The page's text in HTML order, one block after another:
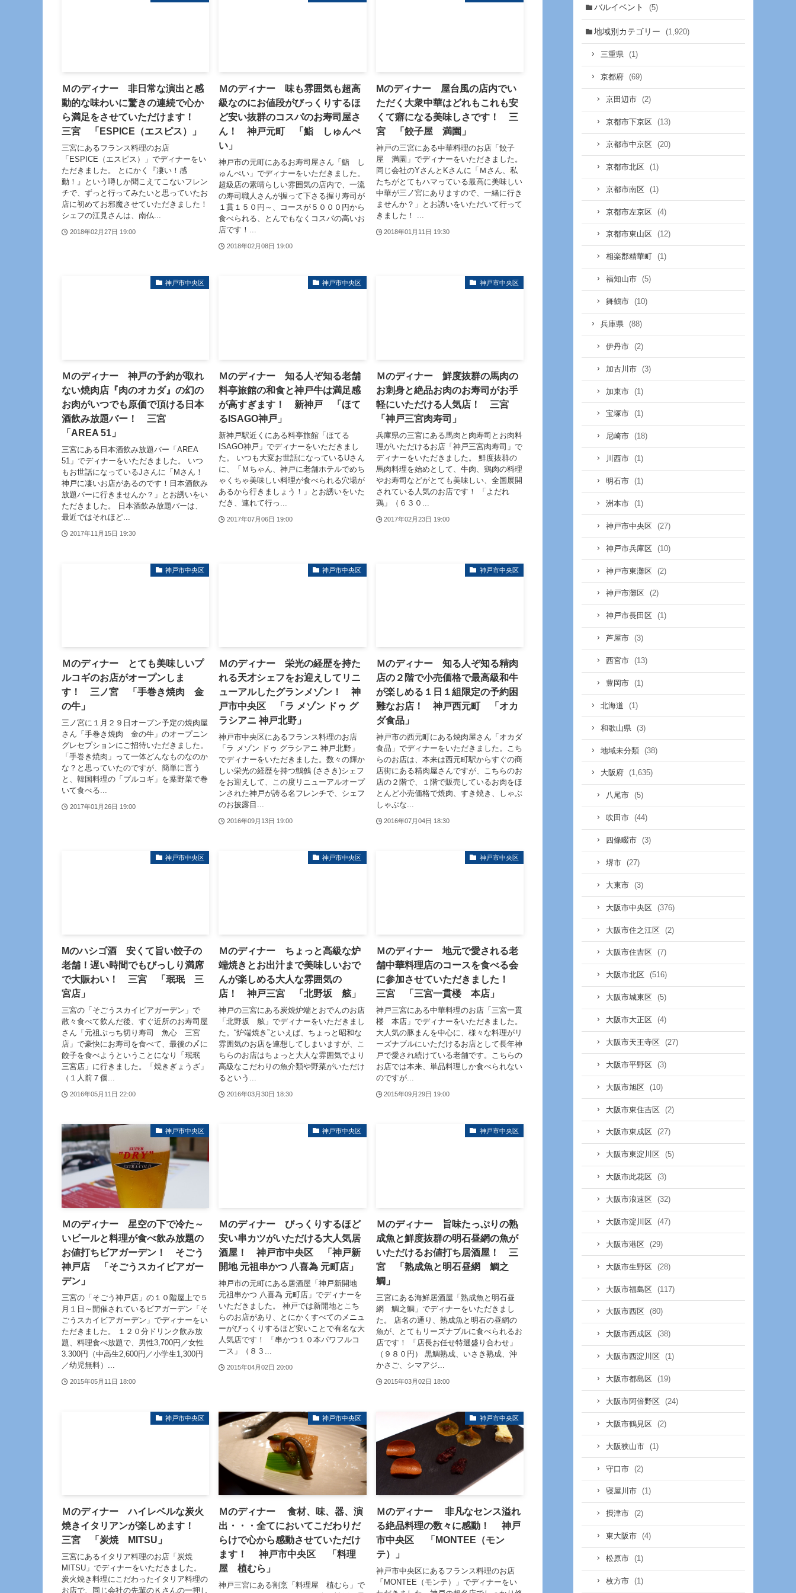
Ｍのディナー 非日常な演出と感
動的な味わいに驚きの連続で心か
ら満足をさせていただけます！
三宮 「ESPICE（エスピス）」
三宮にあるフランス料理のお店
「ESPICE（エスピス）」でディナーをい
ただきました。 とにかく『凄い！感
動！』という噂しか聞こえてこないフレン
チで、ずっと行ってみたいと思っていたお
店に初めてお邪魔させていただきました！
シェフの江見さんは、南仏...
2018年02月27日 19:00
Ｍのディナー 味も雰囲気も超高
級なのにお値段がびっくりするほ
ど安い抜群のコスパのお寿司屋さ
ん！ 神戸元町 「鮨 しゅんぺ
い」
神戸市の元町にあるお寿司屋さん「鮨 し
ゅんぺい」でディナーをいただきました。
超級店の素晴らしい雰囲気の店内で、一流
の寿司職人さんが握って下さる握り寿司が
１貫１５０円～、コースが５０００円から
食べられる、とんでもなくコスパの高いお
店です！...
2018年02月08日 19:00
Mのディナー 屋台風の店内でい
ただく大衆中華はどれもこれも安
くて癖になる美味しさです！ 三
宮 「餃子屋 満園」
神戸の三宮にある中華料理のお店「餃子
屋 満園」でディナーをいただきました。
同じ会社のYさんとKさんに「Ｍさん、私
たちがとてもハマっている最高に美味しい
中華が三ノ宮にありますので、一緒に行き
ませんか？」とお誘いをいただいて行って
きました！ ...
2018年01月11日 19:30
神戸市中央区
Ｍのディナー 神戸の予約が取れ
ない焼肉店『肉のオカダ』の幻の
お肉がいつでも原価で頂ける日本
酒飲み放題バー！ 三宮
「AREA 51」
三宮にある日本酒飲み放題バー「AREA
51」でディナーをいただきました。 いつ
もお世話になっているJさんに「Mさん！
神戸に凄いお店があるのです！日本酒飲み
放題バーに行きませんか？」とお誘いをい
ただきました。 日本酒飲み放題バーは、
最近ではそれほど...
2017年11月15日 19:30
神戸市中央区
Ｍのディナー 知る人ぞ知る老舗
料亭旅館の和食と神戸牛は満足感
が高すぎます！ 新神戸 「ほて
るISAGO神戸」
新神戸駅近くにある料亭旅館「ほてる
ISAGO神戸」でディナーをいただきまし
た。 いつも大変お世話になっているUさん
に、「Ｍちゃん、神戸に老舗ホテルでめち
ゃくちゃ美味しい料理が食べられる穴場が
あるから行きましょう！」とお誘いをいた
だき、連れて行っ...
2017年07月06日 19:00
神戸市中央区
Ｍのディナー 鮮度抜群の馬肉の
お刺身と絶品お肉のお寿司がお手
軽にいただける人気店！ 三宮
「神戸三宮肉寿司」
兵庫県の三宮にある馬肉と肉寿司とお肉料
理がいただけるお店「神戸三宮肉寿司」で
ディナーをいただきました。 鮮度抜群の
馬肉料理を始めとして、牛肉、鶏肉の料理
やお寿司などがとても美味しい、全国展開
されている人気のお店です！ 「よだれ
鶏」（６３０...
2017年02月23日 19:00
神戸市中央区
Ｍのディナー とても美味しいプ
ルコギのお店がオープンしま
す！ 三ノ宮 「手巻き焼肉 金
の牛」
三ノ宮に１月２９日オープン予定の焼肉屋
さん「手巻き焼肉 金の牛」のオープニン
グレセプションにご招待いただきました。
「手巻き焼肉」って一体どんなものなのか
な？と思っていたのですが、簡単に言う
と、韓国料理の「プルコギ」を葉野菜で巻
いて食べる...
2017年01月26日 19:00
神戸市中央区
Ｍのディナー 栄光の経歴を持た
れる天才シェフをお迎えしてリニ
ューアルしたグランメゾン！ 神
戸市中央区 「ラ メゾン ドゥ グ
ラシアニ 神戸北野」
神戸市中央区にあるフランス料理のお店
「ラ メゾン ドゥ グラシアニ 神戸北野」
でディナーをいただきました。数々の輝か
しい栄光の経歴を持つ鷦鷯 (ささき)シェフ
をお迎えして、この度リニューアルオープ
ンされた神戸が誇る名フレンチで、シェフ
のお披露目...
2016年09月13日 19:00
神戸市中央区
Ｍのディナー 知る人ぞ知る精肉
店の２階で小売価格で最高級和牛
が楽しめる１日１組限定の予約困
難なお店！ 神戸西元町 「オカ
ダ食品」
神戸市の西元町にある焼肉屋さん「オカダ
食品」でディナーをいただきました。こち
らのお店は、本来は西元町駅からすぐの商
店街にある精肉屋さんですが、こちらのお
店の２階で、１階で販売しているお肉をほ
とんど小売価格で焼肉、すき焼き、しゃぶ
しゃぶな...
2016年07月04日 18:30
神戸市中央区
Mのハシゴ酒 安くて旨い餃子の
老舗！遅い時間でもびっしり満席
で大賑わい！ 三宮 「珉珉 三
宮店」
三宮の「そごうスカイビアガーデン」で
散々食べて飲んだ後、すぐ近所のお寿司屋
さん「元祖ぶっち切り寿司 魚心 三宮
店」で豪快にお寿司を食べて、最後の〆に
餃子を食べようということになり「珉珉
三宮店」に行きました。「焼きぎょうざ」
（１人前７個...
2016年05月11日 22:00
神戸市中央区
Ｍのディナー ちょっと高級な炉
端焼きとお出汁まで美味しいおで
んが楽しめる大人な雰囲気の
店！ 神戸三宮 「北野坂 舷」
神戸の三宮にある炭焼炉端とおでんのお店
「北野坂 舷」でディナーをいただきまし
た。“炉端焼き”といえば、ちょっと昭和な
雰囲気のお店を連想してしまいますが、こ
ちらのお店はちょっと大人な雰囲気でより
高級なこだわりの魚介類や野菜がいただけ
るという...
2016年03月30日 18:30
神戸市中央区
Ｍのディナー 地元で愛される老
舗中華料理店のコースを食べる会
に参加させていただきました！
三宮 「三宮一貫楼 本店」
神戸三宮にある中華料理のお店「三宮一貫
楼 本店」でディナーをいただきました。
大人気の豚まんを中心に、様々な料理がリ
ーズナブルにいただけるお店として長年神
戸で愛され続けている老舗です。こちらの
お店では本来、単品料理しか食べられない
のですが...
2015年09月29日 19:00
神戸市中央区
Ｍのディナー 星空の下で冷た～
いビールと料理が食べ飲み放題の
お値打ちビアガーデン！ そごう
神戸店 「そごうスカイビアガー
デン」
三宮の「そごう神戸店」の１０階屋上で５
月１日～開催されているビアガーデン「そ
ごうスカイビアガーデン」でディナーをい
ただきました。 １２０分ドリンク飲み放
題、料理食べ放題で、男性3,700円／女性
3.300円（中高生2,600円／小学生1,300円
／幼児無料）...
2015年05月11日 18:00
神戸市中央区
Ｍのディナー びっくりするほど
安い串カツがいただける大人気居
酒屋！ 神戸市中央区 「神戸新
開地 元祖串かつ 八喜為 元町店」
神戸市の元町にある居酒屋「神戸新開地
元祖串かつ 八喜為 元町店」でディナーを
いただきました。 神戸では新開地とこち
らのお店があり、とにかくすべてのメニュ
ーがびっくりするほど安いことで有名な大
人気店です！ 「串かつ１０本パワフルコ
ース」（８３...
2015年04月02日 20:00
神戸市中央区
Ｍのディナー 旨味たっぷりの熟
成魚と鮮度抜群の明石昼網の魚が
いただけるお値打ち居酒屋！ 三
宮 「熟成魚と明石昼網 鯛之
鯛」
三宮にある海鮮居酒屋「熟成魚と明石昼
網 鯛之鯛」でディナーをいただきまし
た。 店名の通り、熟成魚と明石の昼網の
魚が、とてもリーズナブルに食べられるお
店です！ 「店長お任せ特選盛り合わせ」
（９８０円） 黒鯛熟成、いさき熟成、沖
かさご、シマアジ...
2015年03月02日 18:00
神戸市中央区
Ｍのディナー ハイレベルな炭火
焼きイタリアンが楽しめます！
三宮 「炭焼 MITSU」
三宮にあるイタリア料理のお店「炭焼
MITSU」でディナーをいただきました。
炭火焼き料理にこだわったイタリア料理の
お店で、同じ会社の先輩のＫさんの一押し
神戸市中央区
Ｍのディナー 食材、味、器、演
出・・・全てにおいてこだわりだ
らけで心から感動させていただけ
ます！ 神戸市中央区 「料理
屋 植むら」
神戸三宮にある割烹「料理屋 植むら」で
神戸市中央区
Ｍのディナー 非凡なセンス溢れ
る絶品料理の数々に感動！ 神戸
市中央区 「MONTEE（モン
テ）」
神戸市中央区にあるフランス料理のお店
「MONTEE（モンテ）」でディナーをい
バルイベント (5)
地域別カテゴリー (1,920)
三重県 (1)
京都府 (69)
京田辺市 (2)
京都市下京区 (13)
京都市中京区 (20)
京都市北区 (1)
京都市南区 (1)
京都市左京区 (4)
京都市東山区 (12)
相楽郡精華町 (1)
福知山市 (5)
舞鶴市 (10)
兵庫県 (88)
伊丹市 (2)
加古川市 (3)
加東市 (1)
宝塚市 (1)
尼崎市 (18)
川西市 (1)
明石市 (1)
洲本市 (1)
神戸市中央区 (27)
神戸市兵庫区 (10)
神戸市東灘区 (2)
神戸市灘区 (2)
神戸市長田区 (1)
芦屋市 (3)
西宮市 (13)
豊岡市 (1)
北海道 (1)
和歌山県 (3)
地域未分類 (38)
大阪府 (1,635)
八尾市 (5)
吹田市 (44)
四條畷市 (3)
堺市 (27)
大東市 (3)
大阪市中央区 (376)
大阪市住之江区 (2)
大阪市住吉区 (7)
大阪市北区 (516)
大阪市城東区 (5)
大阪市大正区 (4)
大阪市天王寺区 (27)
大阪市平野区 (3)
大阪市旭区 (10)
大阪市東住吉区 (2)
大阪市東成区 (27)
大阪市東淀川区 (5)
大阪市此花区 (3)
大阪市浪速区 (32)
大阪市淀川区 (47)
大阪市港区 (29)
大阪市生野区 (28)
大阪市福島区 (117)
大阪市西区 (80)
大阪市西成区 (38)
大阪市西淀川区 (1)
大阪市都島区 (19)
大阪市阿倍野区 (24)
大阪市鶴見区 (2)
大阪狭山市 (1)
守口市 (2)
寝屋川市 (1)
摂津市 (2)
東大阪市 (4)
松原市 (1)
枚方市 (1)